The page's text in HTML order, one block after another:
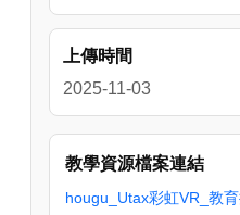
上傳時間
2025-11-03
教學資源檔案連結
hougu_Utax彩虹VR_教